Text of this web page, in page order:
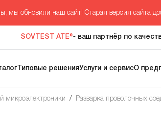
мы обновили наш сайт! Старая версия сайта
SOVTEST ATE®- ваш партнёр по
Типовые решенияУслуги и сервисО
микроэлектроники / Разварка проволочных